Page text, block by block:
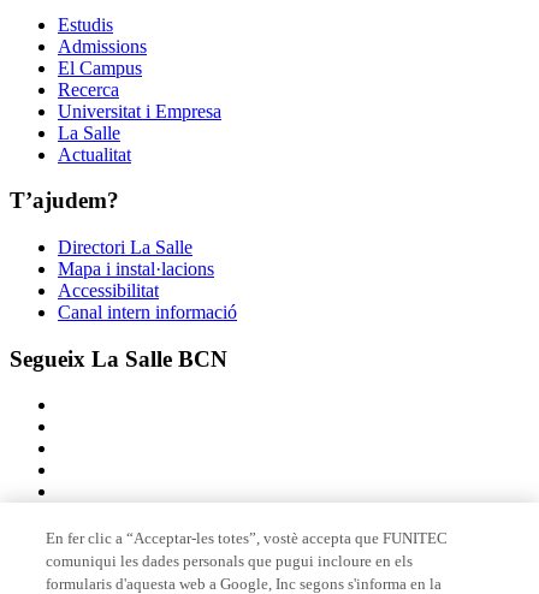
Estudis
Admissions
El Campus
Recerca
Universitat i Empresa
La Salle
Actualitat
T’ajudem?
Directori La Salle
Mapa i instal·lacions
Accessibilitat
Canal intern informació
Segueix La Salle BCN
Membre de
En fer clic a “Acceptar-les totes”, vostè accepta que FUNITEC
comuniqui les dades personals que pugui incloure en els
formularis d'aquesta web a Google, Inc segons s'informa en la